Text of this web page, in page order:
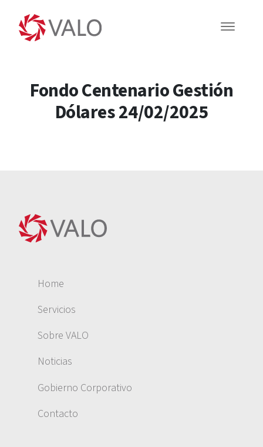
Fondo Centenario Gestión
Dólares 24/02/2025
Home
Servicios
Sobre VALO
Noticias
Gobierno Corporativo
Contacto